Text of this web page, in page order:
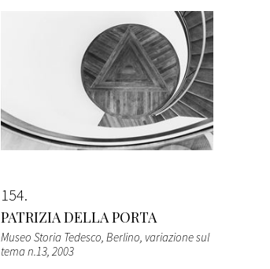
154
PATRIZIA DELLA PORTA
Museo Storia Tedesco, Berlino, variazione sul
tema n.13, 2003